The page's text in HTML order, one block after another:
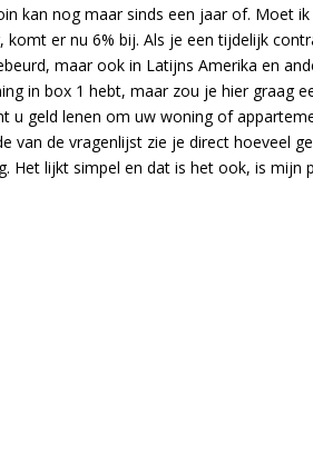
kan nog maar sinds een jaar of. Moet
komt er nu 6% bij. Als je een tijdelijk
maar ook in Latijns Amerika en
in box 1 hebt, maar zou je hier graag
u geld lenen om uw woning of
van de vragenlijst zie je direct hoeveel
Het lijkt simpel en dat is het ook, is mijn